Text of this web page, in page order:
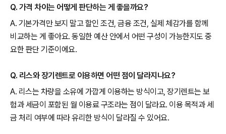
Q. 가격 차이는 어떻게 판단하는 게 좋을까요?
A. 기본가격만 보지 말고 할인 조건, 금융 조건, 실제 체감가를 함께
비교하는 게 좋아요. 동일한 예산 안에서 어떤 구성이 가능한지도 중
요한 판단 기준이에요.
Q. 리스와 장기렌트로 이용하면 어떤 점이 달라지나요?
A. 리스는 차량을 소유에 가깝게 이용하는 방식이고, 장기렌트는 보
험과 세금이 포함된 월 이용료 구조라는 점이 달라요. 이용 목적과 세
금 처리 여부에 따라 유리한 방식이 달라질 수 있어요.